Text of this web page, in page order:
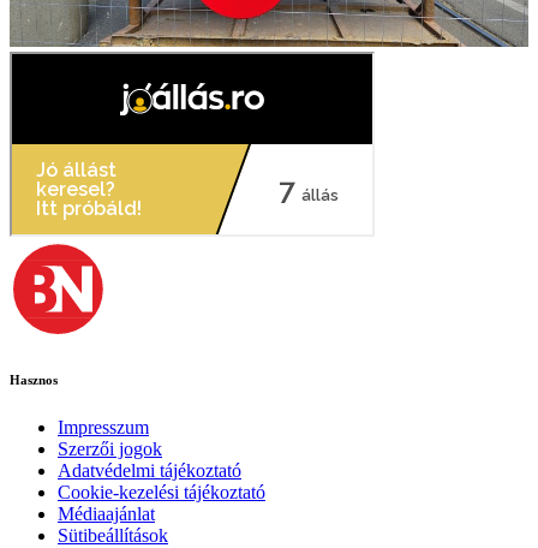
Hasznos
Impresszum
Szerzői jogok
Adatvédelmi tájékoztató
Cookie-kezelési tájékoztató
Médiaajánlat
Sütibeállítások